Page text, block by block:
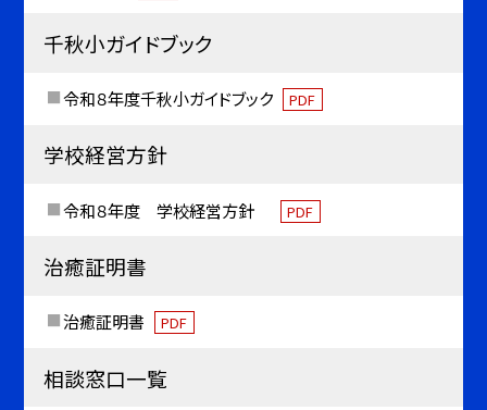
千秋小ガイドブック
令和８年度千秋小ガイドブック PDF
学校経営方針
令和８年度 学校経営方針 PDF
治癒証明書
治癒証明書 PDF
相談窓口一覧